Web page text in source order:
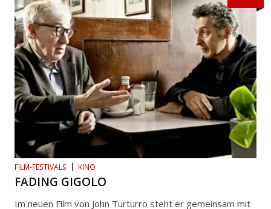
FILM-FESTIVALS KINO
FADING GIGOLO
Im neuen Film von John Turturro steht er gemeinsam mit